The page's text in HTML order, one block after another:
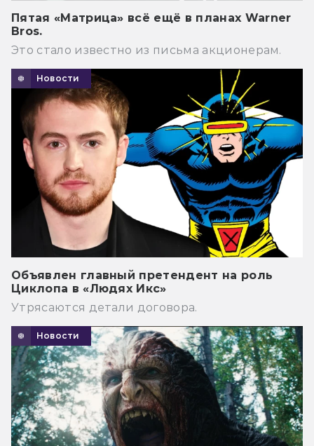
Пятая «Матрица» всё ещё в планах Warner
Bros.
Это стало известно из письма акционерам.
Новости
Объявлен главный претендент на роль
Циклопа в «Людях Икс»
Утрясаются детали договора.
Новости